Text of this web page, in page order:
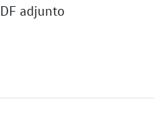
adjunto